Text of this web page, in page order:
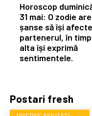
Postari fresh
Horoscop
31 mai: O zodie are
șanse să își
partenerul, în
alta își exprimă
sentimentele.